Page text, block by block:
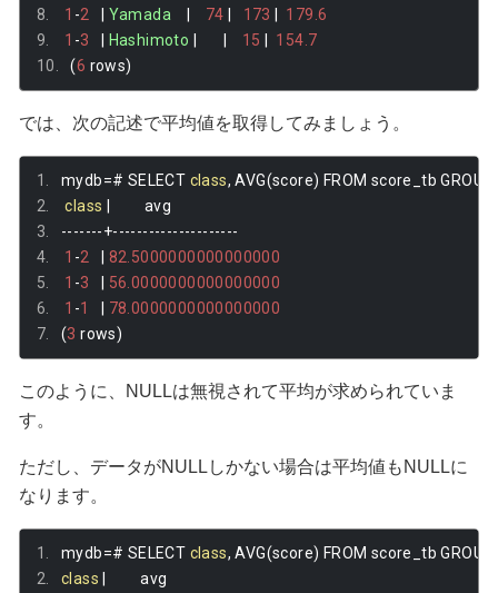
1 -2 Yamada 74 173
179.6
1 -3 Hashimoto 15
154.7
(6 rows)
では、次の記述で平均値を取得してみましょう。
mydb=# SELECT class, AVG(score) FROM score_tb
class
         avg
-------+---------------------
1 -2
82.5000000000000000
1 -3
56.0000000000000000
1 -1
78.0000000000000000
(3 rows)
このように、NULLは無視されて平均が求められていま
す。
ただし、データがNULLしかない場合は平均値もNULLに
なります。
mydb=# SELECT class, AVG(score) FROM score_tb
class
         avg